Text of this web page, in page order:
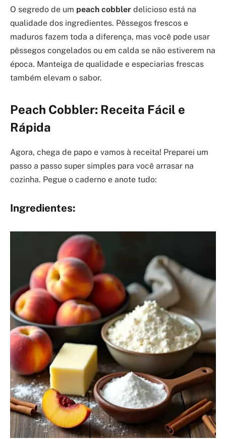
O segredo de um peach cobbler delicioso está na
qualidade dos ingredientes. Pêssegos frescos e
maduros fazem toda a diferença, mas você pode usar
pêssegos congelados ou em calda se não estiverem na
época. Manteiga de qualidade e especiarias frescas
também elevam o sabor.
Peach Cobbler: Receita Fácil e
Rápida
Agora, chega de papo e vamos à receita! Preparei um
passo a passo super simples para você arrasar na
cozinha. Pegue o caderno e anote tudo:
Ingredientes: